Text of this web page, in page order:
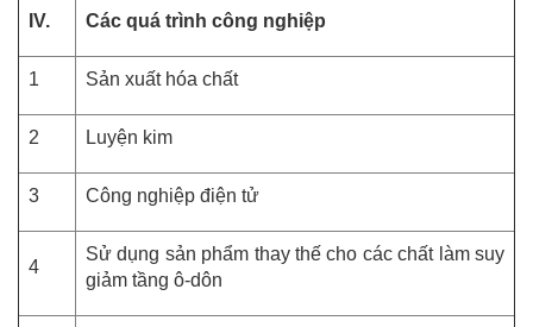
IV. Các quá trình công nghiệp
1 Sản xuất hóa chất
2 Luyện kim
3 Công nghiệp điện tử
4
Sử dụng sản phẩm thay thế cho các chất làm suy
giảm tầng ô-dôn